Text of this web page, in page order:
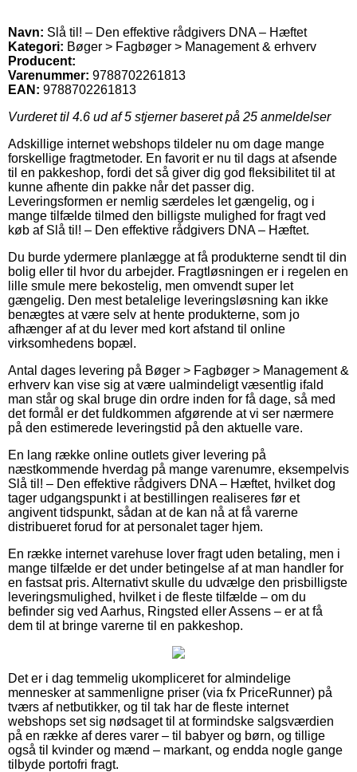
Navn: Slå til! – Den effektive rådgivers DNA – Hæftet
Kategori: Bøger > Fagbøger > Management & erhverv
Producent:
Varenummer: 9788702261813
EAN: 9788702261813
Vurderet til 4.6 ud af 5 stjerner baseret på 25 anmeldelser
Adskillige internet webshops tildeler nu om dage mange
forskellige fragtmetoder. En favorit er nu til dags at afsende
til en pakkeshop, fordi det så giver dig god fleksibilitet til at
kunne afhente din pakke når det passer dig.
Leveringsformen er nemlig særdeles let gængelig, og i
mange tilfælde tilmed den billigste mulighed for fragt ved
køb af Slå til! – Den effektive rådgivers DNA – Hæftet.
Du burde ydermere planlægge at få produkterne sendt til din
bolig eller til hvor du arbejder. Fragtløsningen er i regelen en
lille smule mere bekostelig, men omvendt super let
gængelig. Den mest betalelige leveringsløsning kan ikke
benægtes at være selv at hente produkterne, som jo
afhænger af at du lever med kort afstand til online
virksomhedens bopæl.
Antal dages levering på Bøger > Fagbøger > Management &
erhverv kan vise sig at være ualmindeligt væsentlig ifald
man står og skal bruge din ordre inden for få dage, så med
det formål er det fuldkommen afgørende at vi ser nærmere
på den estimerede leveringstid på den aktuelle vare.
En lang række online outlets giver levering på
næstkommende hverdag på mange varenumre, eksempelvis
Slå til! – Den effektive rådgivers DNA – Hæftet, hvilket dog
tager udgangspunkt i at bestillingen realiseres før et
angivent tidspunkt, sådan at de kan nå at få varerne
distribueret forud for at personalet tager hjem.
En række internet varehuse lover fragt uden betaling, men i
mange tilfælde er det under betingelse af at man handler for
en fastsat pris. Alternativt skulle du udvælge den prisbilligste
leveringsmulighed, hvilket i de fleste tilfælde – om du
befinder sig ved Aarhus, Ringsted eller Assens – er at få
dem til at bringe varerne til en pakkeshop.
Det er i dag temmelig ukompliceret for almindelige
mennesker at sammenligne priser (via fx PriceRunner) på
tværs af netbutikker, og til tak har de fleste internet
webshops set sig nødsaget til at formindske salgsværdien
på en række af deres varer – til babyer og børn, og tillige
også til kvinder og mænd – markant, og endda nogle gange
tilbyde portofri fragt.